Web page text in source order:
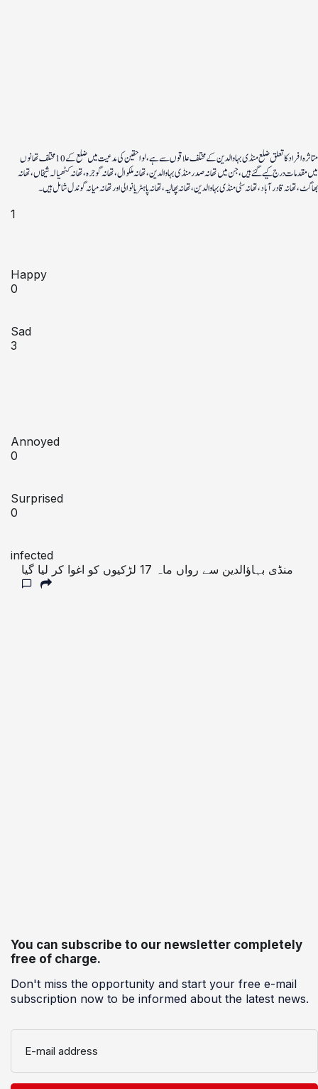
متاثرہ افراد کا تعلق ضلع منڈی بہاوالدین کے مختلف علاقوں سے ہے، لواحقین کی مدعیت میں ضلع کے 10 مختلف تھانوں
میں مقدمات درج کیے گئے ہیں، جن میں تھانہ صدر منڈی بہاوالدین، تھانہ ملکوال، تھانہ گوجرہ، تھانہ کٹھیالہ شیخاں، تھانہ
بھاگٹ، تھانہ قادر آباد، تھانہ سٹی منڈی بہاوالدین، تھانہ پھالیہ، تھانہ پاہٹریانوالی اور تھانہ میانہ گوندل شامل ہیں۔
1
Happy
0
Sad
3
Annoyed
0
Surprised
0
infected
منڈی بہاؤالدین سے رواں ماہ 17 لڑکیوں کو اغوا کر لیا گیا
You can subscribe to our newsletter completely
free of charge.
Don't miss the opportunity and start your free e-mail
subscription now to be informed about the latest news.
E-mail address